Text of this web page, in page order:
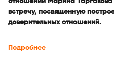
встречу, посвященную
доверительных отношений.
Подробнее